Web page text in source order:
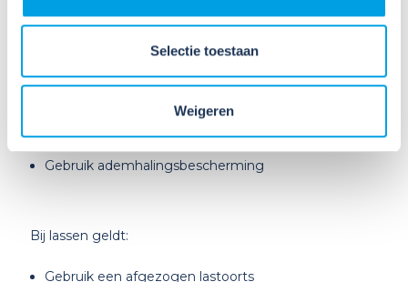
Selectie toestaan
Weigeren
(kunnen) bevatten
Voorkom zoveel mogelijk stofvorming bij het
Gebruik methoden waarbij zo min mogelijk stof
vrijkomt
Gebruik ademhalingsbescherming
Bij lassen geldt:
Gebruik een afgezogen lastoorts